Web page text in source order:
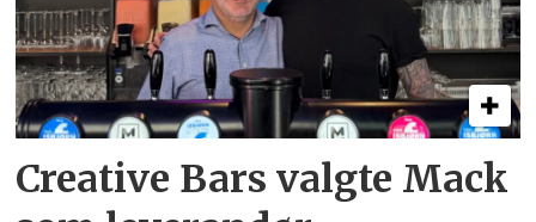
Creative Bars valgte Mack